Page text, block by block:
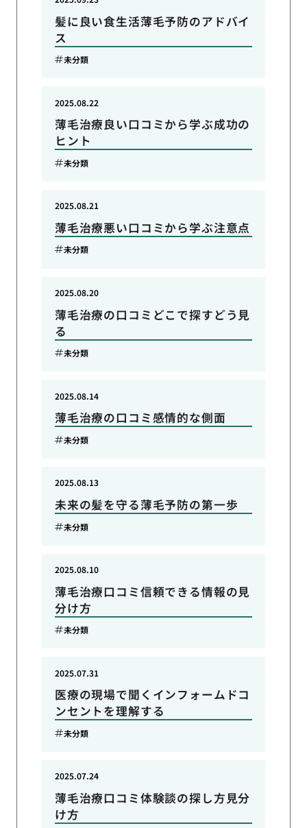
髪に良い食生活薄毛予防のアドバイ
ス
未分類
薄毛治療良い口コミから学ぶ成功の
ヒント
2025.08.22
未分類
薄毛治療悪い口コミから学ぶ注意点
2025.08.21
未分類
薄毛治療の口コミどこで探すどう見
る
2025.08.20
未分類
薄毛治療の口コミ感情的な側面
2025.08.14
未分類
未来の髪を守る薄毛予防の第一歩
2025.08.13
未分類
薄毛治療口コミ信頼できる情報の見
分け方
2025.08.10
未分類
医療の現場で聞くインフォームドコ
ンセントを理解する
2025.07.31
未分類
薄毛治療口コミ体験談の探し方見分
け方
2025.07.24